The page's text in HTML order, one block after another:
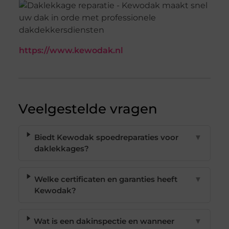
https://www.kewodak.nl
Veelgestelde vragen
Biedt Kewodak spoedreparaties voor
daklekkages?
▼
Welke certificaten en garanties heeft
Kewodak?
▼
Wat is een dakinspectie en wanneer
▼